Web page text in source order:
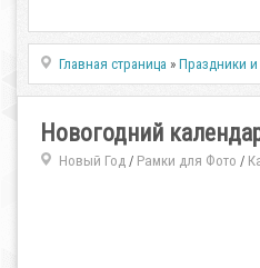
Главная страница »Праздники
Новогодний
Новый Год/ Рамки для Фото /